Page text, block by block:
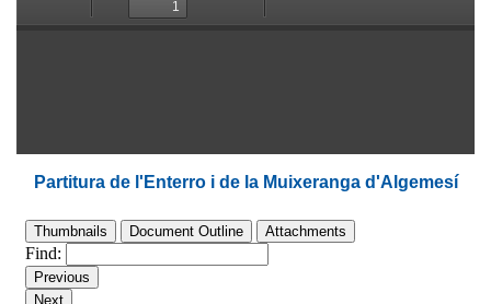
Partitura de l'Enterro i de la Muixeranga d'Algemesí